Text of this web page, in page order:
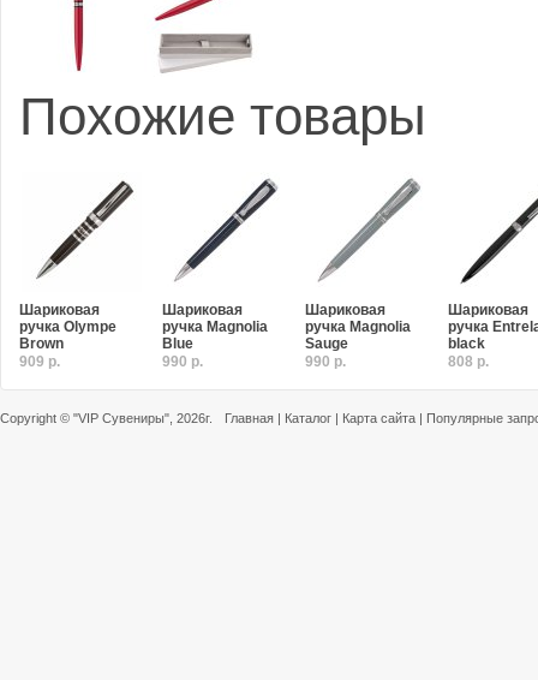
Похожие товары
Шариковая
ручка Olympe
Brown
909 р.
Шариковая
ручка Magnolia
Blue
990 р.
Шариковая
ручка Magnolia
Sauge
990 р.
Шариковая
ручка
black
808 р.
Copyright © "VIP Сувениры" , 2026г. Главная | Каталог | Карта сайта | Популярные